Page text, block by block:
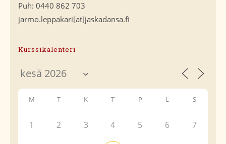
Puh: 0440 862 703
jarmo.leppakari[at]jaskadansa.fi
Kurssikalenteri
M T K T P L S
1 2 3 4 5 6 7